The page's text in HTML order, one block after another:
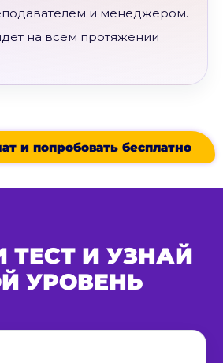
и менеджером.
на всем протяжении
и попробовать бесплатно
ТЕСТ И УЗНАЙ
УРОВЕНЬ